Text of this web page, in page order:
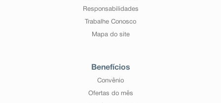
Responsabilidades
Trabalhe Conosco
Mapa do site
Benefícios
Convênio
Ofertas do mês